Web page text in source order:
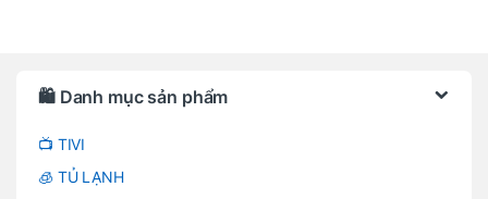
🛍️ Danh mục sản phẩm
📺 TIVI
🧊 TỦ LẠNH